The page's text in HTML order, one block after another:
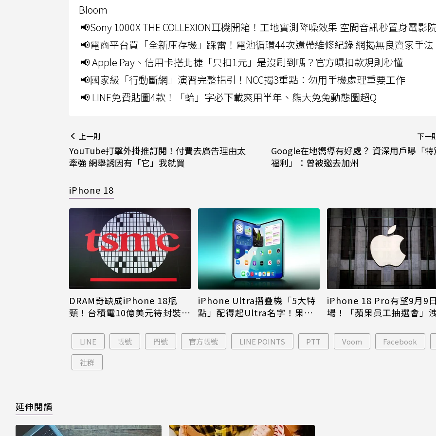
Bloom
📢Sony 1000X THE COLLEXION耳機開箱！工地實測降噪效果 空間音訊秒置身電影
📢電商平台買「全新庫存機」踩雷！電池循環44次還帶維修紀錄 網揭無良賣家手法
📢 Apple Pay、信用卡搭北捷「只扣1元」是沒刷到嗎？官方曝扣款規則秒懂
📢國家級「行動斷網」演習完整指引！NCC揭3重點：勿用手機處理重要工作
📢 LINE免費貼圖4款！「蛤」字必下載爽用半年、熊大兔兔動態圖超Q
上一則
YouTube打擊外掛推訂閱！付費去廣告理由太
牽強 網舉誘因有「它」我就買
下一
Google在地嚮導有好處？ 資深用戶曝「特
福利」：曾被邀去加州
iPhone 18
DRAM奇缺成iPhone 18瓶
頸！台積電10億美元待封裝晶
iPhone Ultra摺疊機「5大特
點」配得起Ultra名字！果粉
iPhone 18 Pro有望9月9
場！「蘋果員工抽選會」
LINE 帳號 門號 官方帳號 LINE POINTS PTT Voom Facebook
社群
延伸閱讀